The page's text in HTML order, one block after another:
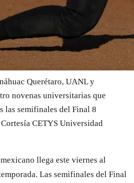
Querétaro, UANL y
novenas universitarias que
las semifinales del Final 8
Cortesía CETYS Universidad
llega este viernes al
Las semifinales del Final